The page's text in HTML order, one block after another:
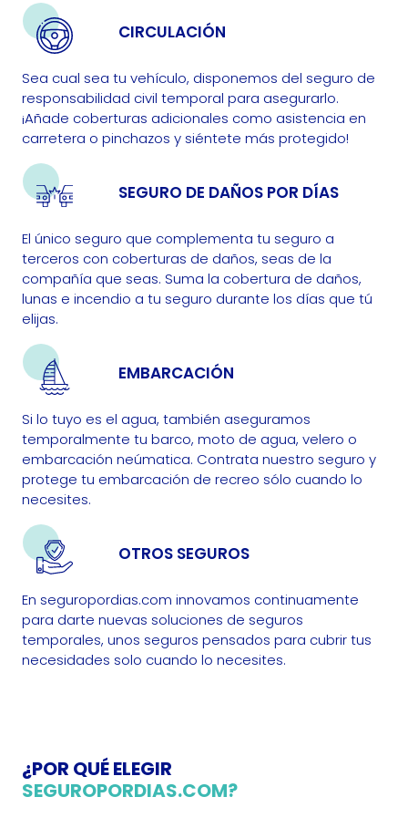
CIRCULACIÓN
Sea cual sea tu vehículo, disponemos del seguro de
responsabilidad civil temporal para asegurarlo.
¡Añade coberturas adicionales como asistencia en
carretera o pinchazos y siéntete más protegido!
SEGURO DE DAÑOS POR DÍAS
El único seguro que complementa tu seguro a
terceros con coberturas de daños, seas de la
compañía que seas. Suma la cobertura de daños,
lunas e incendio a tu seguro durante los días que tú
elijas.
EMBARCACIÓN
Si lo tuyo es el agua, también aseguramos
temporalmente tu barco, moto de agua, velero o
embarcación neúmatica. Contrata nuestro seguro y
protege tu embarcación de recreo sólo cuando lo
necesites.
OTROS SEGUROS
En seguropordias.com innovamos continuamente
para darte nuevas soluciones de seguros
temporales, unos seguros pensados para cubrir tus
necesidades solo cuando lo necesites.
¿POR QUÉ ELEGIR
SEGUROPORDIAS.COM?